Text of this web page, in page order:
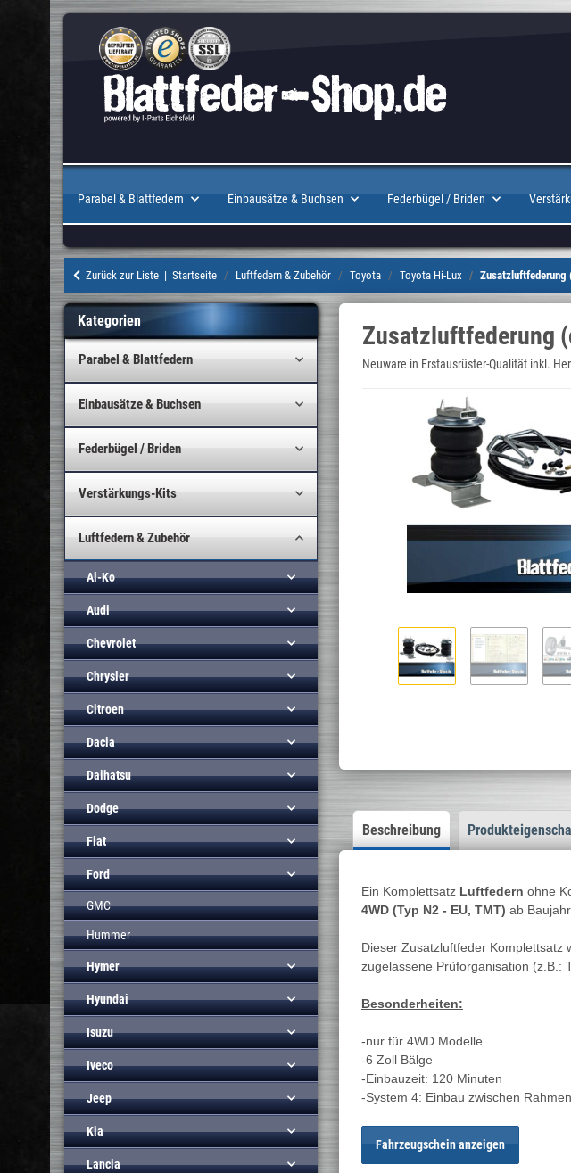
Parabel & Blattfedern Einbausätze & Buchsen Federbügel / Briden
Zurück zur Liste Startseite Luftfedern & Zubehör Toyota Toyota Hi-Lux Zusatzluftfederung
Zusatzluftfederung
Neuware in Erstausrüster-Qualität inkl.
Beschreibung
Ein KomplettsatzLuftfedern ohne
4WD (Typ N2 - EU, TMT) ab Baujahr
Dieser Zusatzluftfeder Komplettsatz
zugelassene Prüforganisation (z.B.:
Besonderheiten:
-nur für 4WD Modelle
-6 Zoll Bälge
-Einbauzeit: 120 Minuten
-System 4: Einbau zwischen
Fahrzeugschein anzeigen
Kategorien
Parabel & Blattfedern
Einbausätze & Buchsen
Federbügel / Briden
Verstärkungs-Kits
Luftfedern & Zubehör
Al-Ko
Audi
Chevrolet
Chrysler
Citroen
Dacia
Daihatsu
Dodge
Fiat
Ford
GMC
Hummer
Hymer
Hyundai
Isuzu
Iveco
Jeep
Kia
Lancia